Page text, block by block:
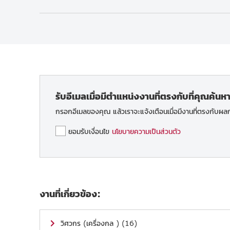
รับอีเมลเมื่อมีตำแหน่งงานที่ตรงกับที่คุณค้นหา
กรอกอีเมลของคุณ แล้วเราจะแจ้งเตือนเมื่อมีงานที่ตรงกับผ
ยอมรับเงื่อนไข นโยบายความเป็นส่วนตัว
งานที่เกี่ยวข้อง:
วิศวกร (เครื่องกล ) (16)